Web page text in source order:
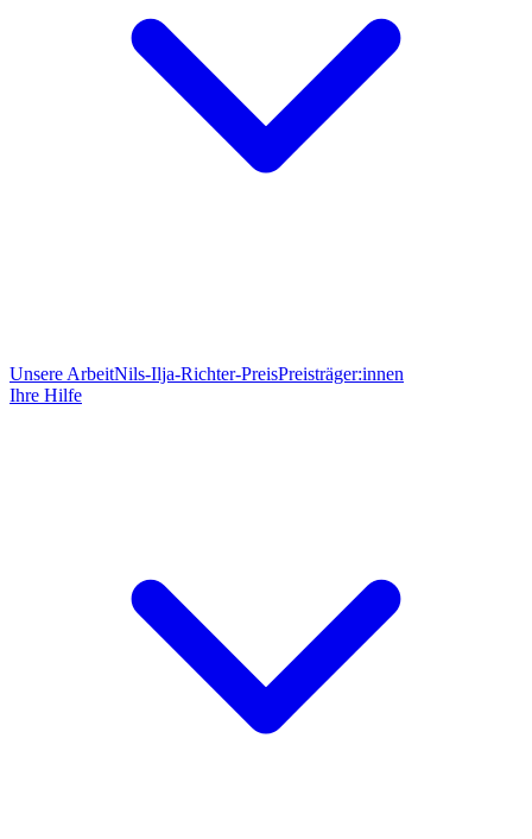
Unsere ArbeitNils-Ilja-Richter-PreisPreisträger:innen
Ihre Hilfe